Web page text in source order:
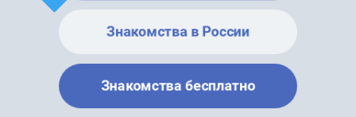
Знакомства в России
Знакомства бесплатно